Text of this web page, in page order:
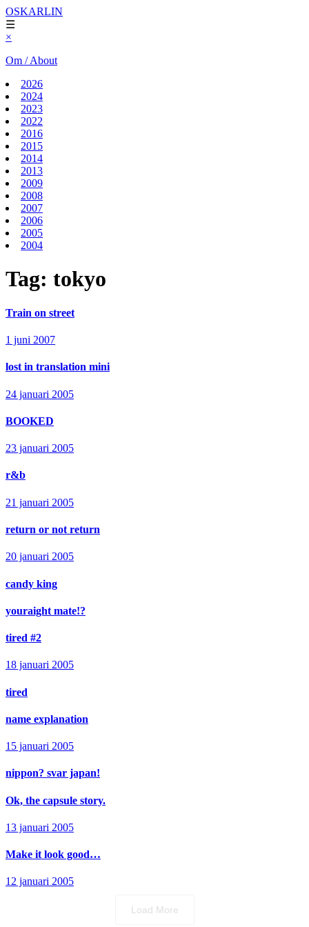
OSKARLIN
☰
×
Om / About
2026
2024
2023
2022
2016
2015
2014
2013
2009
2008
2007
2006
2005
2004
Tag: tokyo
Train on street
1 juni 2007
lost in translation mini
24 januari 2005
BOOKED
23 januari 2005
r&b
21 januari 2005
return or not return
20 januari 2005
candy king
youraight mate!?
tired #2
18 januari 2005
tired
name explanation
15 januari 2005
nippon? svar japan!
Ok, the capsule story.
13 januari 2005
Make it look good…
12 januari 2005
Load More